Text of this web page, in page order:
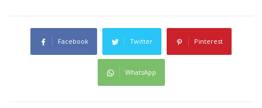
Facebook Twitter Pinterest
WhatsApp